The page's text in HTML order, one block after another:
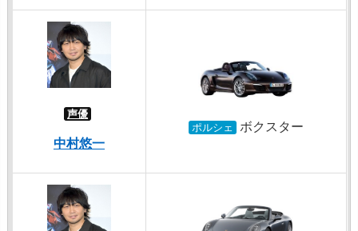
声優
中村悠一
ポルシェ ボクスター